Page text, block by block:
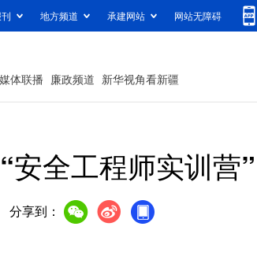
地方频道 承建网站 网站无障碍
体联播 廉政频道 新华视角看新疆
安全工程师实训营”
分享到：